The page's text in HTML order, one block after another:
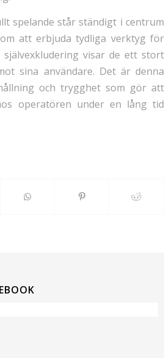
spelande står ständigt i centrum
att erbjuda tydliga verktyg för
visar de ett stort
sina användare. Det är denna
och trygghet som gör att
operatören under en lång tid